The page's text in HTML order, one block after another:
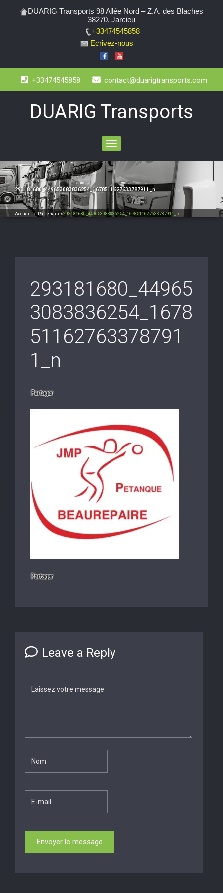
DUARIG Transports 98 Allée Nord – Z.A. des Blaches
38270, Jarcieu
+33474545858
Ecrivez-nous
+33474545858 contact@duarigtransports.com
DUARIG Transports
Toggle
navigation
293181680_449653083836254_1678511627633787911_n
Accueil /Partenaires293181680_449653083836254_1678511627633787911_n
293181680_44965
3083836254_1678
51162763378791
1_n
Leave a Reply